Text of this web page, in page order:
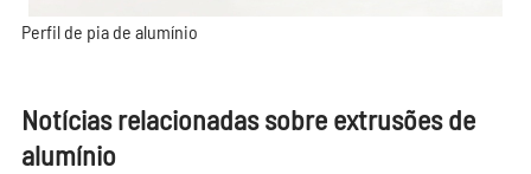
Perfil de pia de alumínio
Notícias relacionadas sobre extrusões de
alumínio